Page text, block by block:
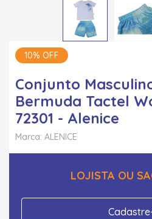
10% OFF
Conjunto
Bermuda Tactel
72301 - Alenice
Marca: ALENICE
LOJISTA OU